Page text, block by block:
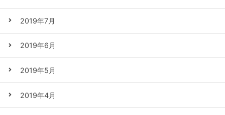
2019年7月
2019年6月
2019年5月
2019年4月